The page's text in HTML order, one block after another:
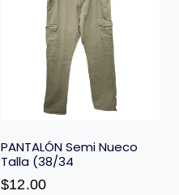
PANTALÓN Semi Nueco
Talla (38/34
$12.00